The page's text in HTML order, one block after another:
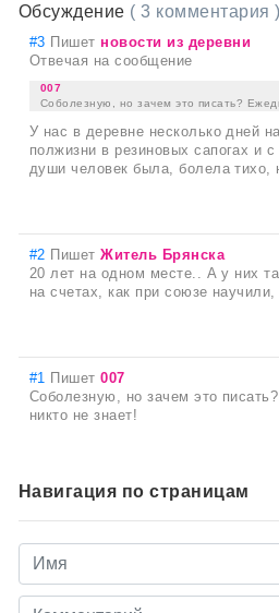
Обсуждение ( 3 комментария )
#3 Пишет новости из деревни
Отвечая на сообщение
007
Соболезную, но зачем это писать?
У нас в деревне несколько дней
полжизни в резиновых сапогах и
души человек была, болела
#2 ПишетЖитель Брянска
20 лет на одном месте.. А у них
на счетах, как при союзе научили,
#1 Пишет007
Соболезную, но зачем это
никто не знает!
Навигация по страницам